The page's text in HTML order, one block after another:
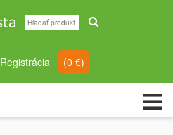
Registrácia (0 €)